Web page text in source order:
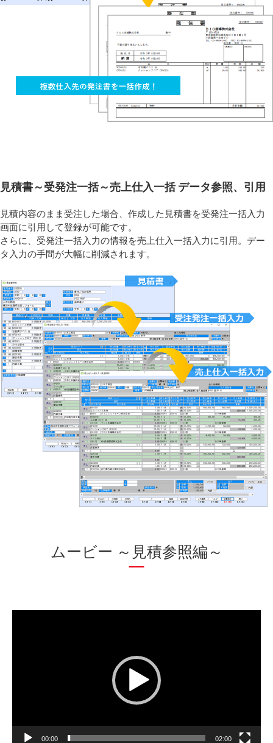
見積書～受発注一括～売上仕入一括 データ参照、引用
見積内容のまま受注した場合、作成した見積書を受発注一括入力
画面に引用して登録が可能です。
さらに、受発注一括入力の情報を売上仕入一括入力に引用。デー
タ入力の手間が大幅に削減されます。
ムービー ～見積参照編～
00:00 02:00